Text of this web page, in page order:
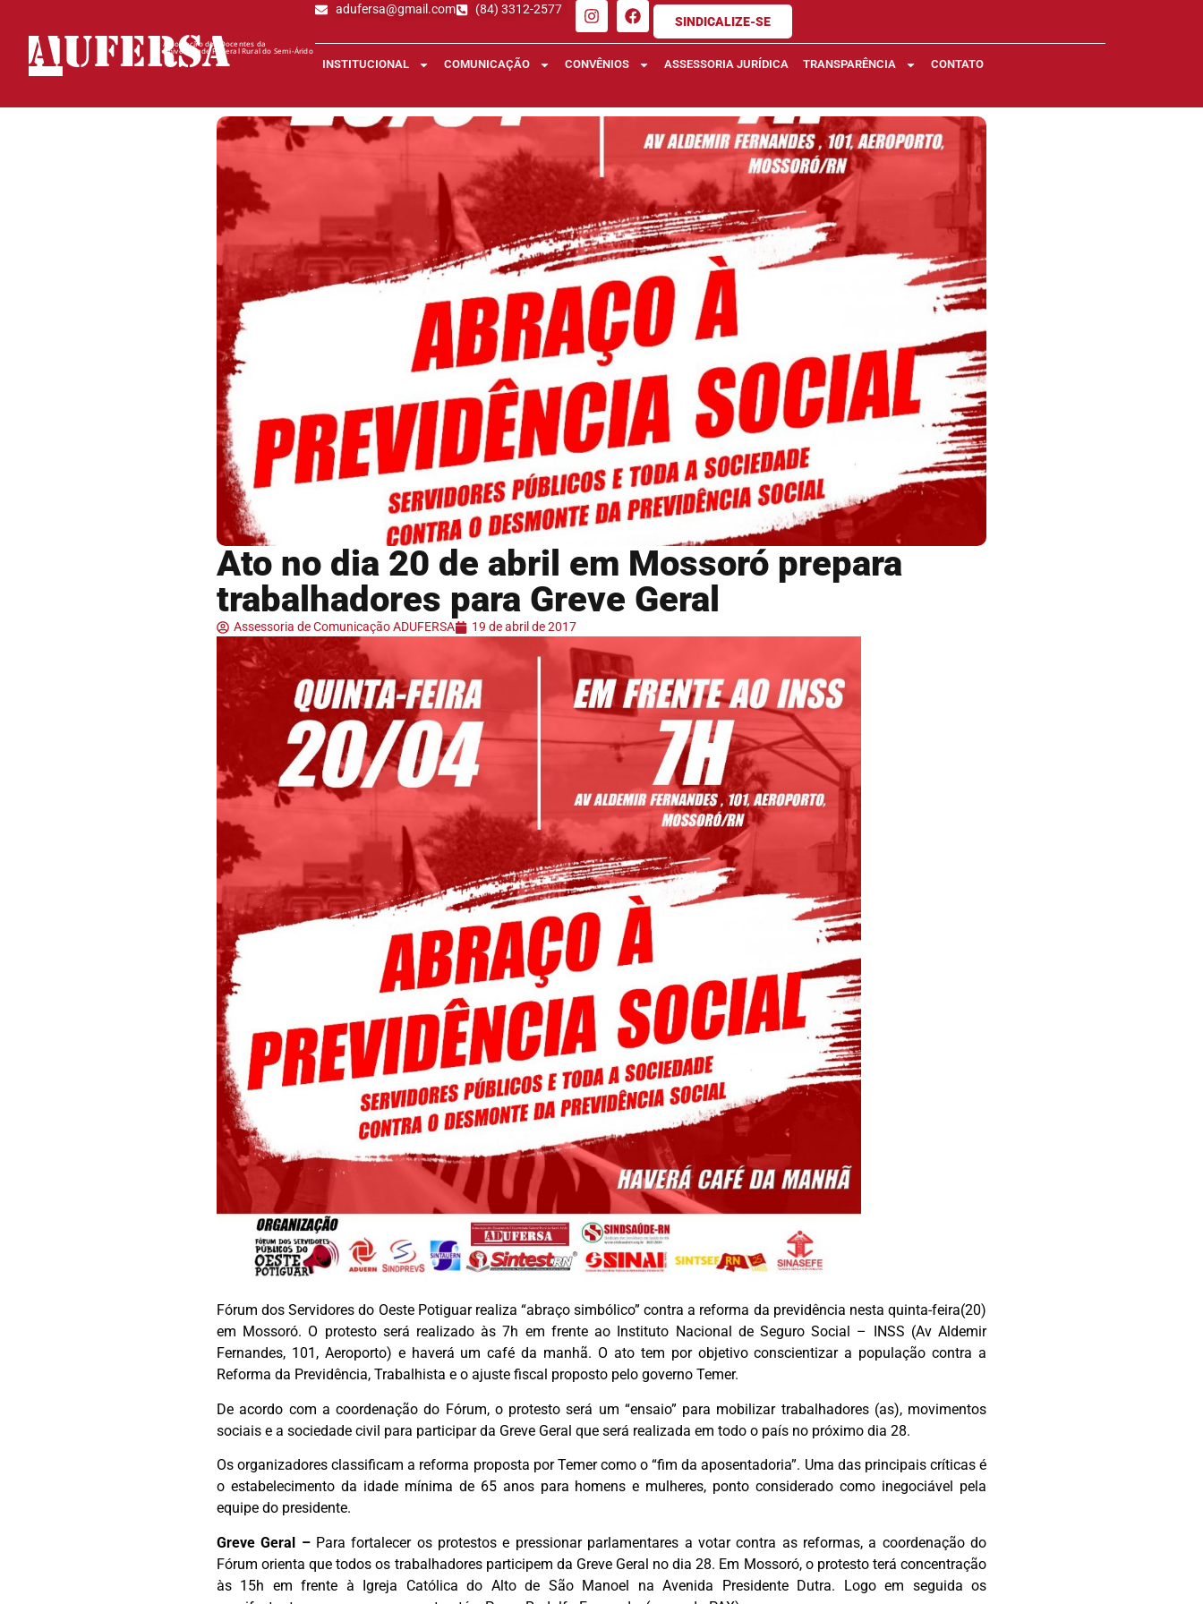
ADUFERSA
Associação dos Docentes da
Universidade Federal Rural do Semi-Árido
adufersa@gmail.com
(84) 3312-2577
SINDICALIZE-SE
INSTITUCIONAL COMUNICAÇÃO CONVÊNIOS ASSESSORIA JURÍDICA TRANSPARÊNCIA CONTATO
Ato no dia 20 de abril em Mossoró prepara
trabalhadores para Greve Geral
Assessoria de Comunicação ADUFERSA 19 de abril de 2017
Fórum dos Servidores do Oeste Potiguar realiza “abraço simbólico” contra a reforma da previdência nesta quinta-feira(20)
em Mossoró. O protesto será realizado às 7h em frente ao Instituto Nacional de Seguro Social – INSS (Av Aldemir
Fernandes, 101, Aeroporto) e haverá um café da manhã. O ato tem por objetivo conscientizar a população contra a
Reforma da Previdência, Trabalhista e o ajuste fiscal proposto pelo governo Temer.
De acordo com a coordenação do Fórum, o protesto será um “ensaio” para mobilizar trabalhadores (as), movimentos
sociais e a sociedade civil para participar da Greve Geral que será realizada em todo o país no próximo dia 28.
Os organizadores classificam a reforma proposta por Temer como o “fim da aposentadoria”. Uma das principais críticas é
o estabelecimento da idade mínima de 65 anos para homens e mulheres, ponto considerado como inegociável pela
equipe do presidente.
Greve Geral –Para fortalecer os protestos e pressionar parlamentares a votar contra as reformas, a coordenação do
Fórum orienta que todos os trabalhadores participem da Greve Geral no dia 28. Em Mossoró, o protesto terá concentração
às 15h em frente à Igreja Católica do Alto de São Manoel na Avenida Presidente Dutra. Logo em seguida os